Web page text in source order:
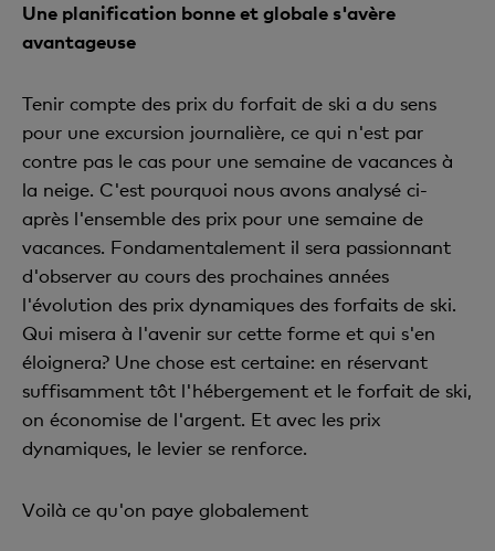
Une planification bonne et globale s'avère
avantageuse
Tenir compte des prix du forfait de ski a du sens
pour une excursion journalière, ce qui n'est par
contre pas le cas pour une semaine de vacances à
la neige. C'est pourquoi nous avons analysé ci-
après l'ensemble des prix pour une semaine de
vacances. Fondamentalement il sera passionnant
d'observer au cours des prochaines années
l'évolution des prix dynamiques des forfaits de ski.
Qui misera à l'avenir sur cette forme et qui s'en
éloignera? Une chose est certaine: en réservant
suffisamment tôt l'hébergement et le forfait de ski,
on économise de l'argent. Et avec les prix
dynamiques, le levier se renforce.
Voilà ce qu'on paye globalement